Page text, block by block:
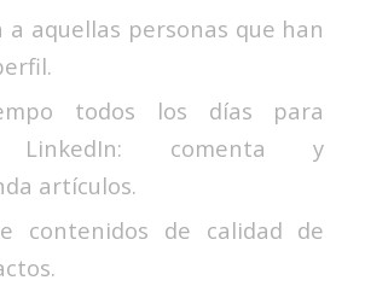
a aquellas personas que han
todos los días para
LinkedIn: comenta y
artículos.
contenidos de calidad de